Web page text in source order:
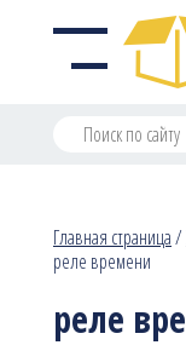
Главная страница/
реле времени
реле